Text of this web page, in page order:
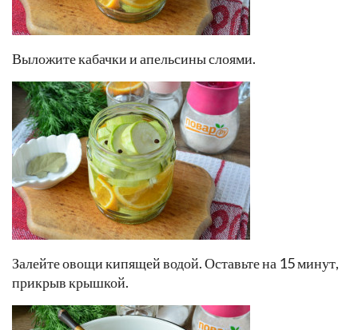
Выложите кабачки и апельсины слоями.
Залейте овощи кипящей водой. Оставьте на 15 минут,
прикрыв крышкой.